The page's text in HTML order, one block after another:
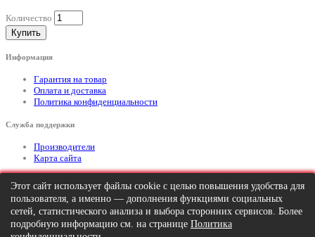
Количество
Купить
Информация
Гарантия на товар
Оплата и доставка
Политика конфиденциальности
Служба поддержки
Производители
Карта сайта
Дополнительно
Тел: +7 (495) 646-82-95 mailto:info@apexx.ru
Вся информация и цены на товар, размещенные на данном сайте, носят
Этот сайт использует файлы cookie с целью повышения удобства для
пользователя, а именно — дополнения функциями социальных
сетей, статистического анализа и выбора сторонних сервисов. Более
подробную информацию см. на странице Политика